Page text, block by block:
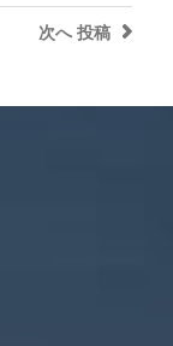
次へ 投稿